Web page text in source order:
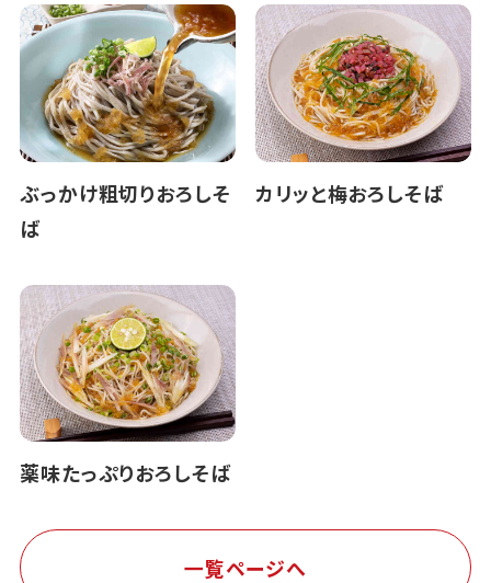
ぶっかけ粗切りおろしそ
ば
カリッと梅おろしそば
薬味たっぷりおろしそば
一覧ページへ